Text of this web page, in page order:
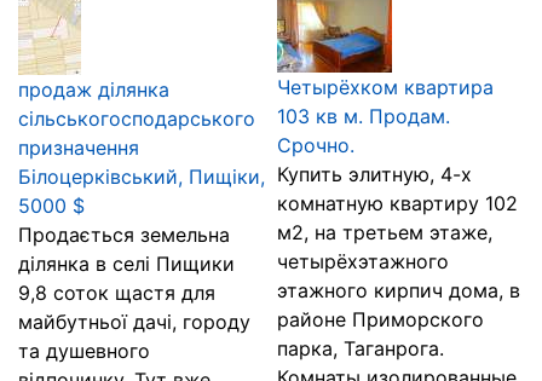
продаж ділянка
сільськогосподарського
призначення
Білоцерківський, Пищіки,
5000 $
Продається земельна
ділянка в селі Пищики
9,8 соток щастя для
майбутньої дачі, городу
та душевного
Четырёхком квартира
103 кв м. Продам.
Срочно.
Купить элитную, 4-х
комнатную квартиру 102
м2, на третьем этаже,
четырёхэтажного
этажного кирпич дома, в
районе Приморского
парка, Таганрога.